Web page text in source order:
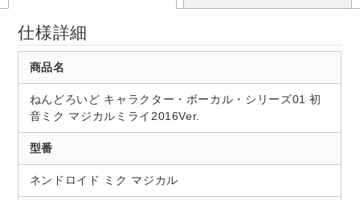
仕様詳細
商品名
ねんどろいど キャラクター・ボーカル・シリーズ01 初
音ミク マジカルミライ2016Ver.
型番
ネンドロイド ミク マジカル